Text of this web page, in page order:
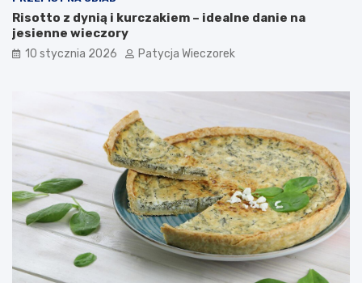
Risotto z dynią i kurczakiem – idealne danie na
jesienne wieczory
10 stycznia 2026 Patycja Wieczorek